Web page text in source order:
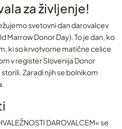
za življenje!
svetovni dan darovalcev
Marrow Donor Day). To je dan, ko
ki so krvotvorne matične celice
v register Slovenija Donor
Zaradi njih se bolnikom
DAROVALCEM« se